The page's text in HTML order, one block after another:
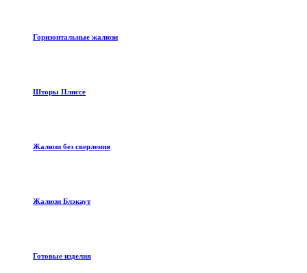
Горизонтальные жалюзи
Шторы Плиссе
Жалюзи без сверления
Жалюзи Блэкаут
Готовые изделия